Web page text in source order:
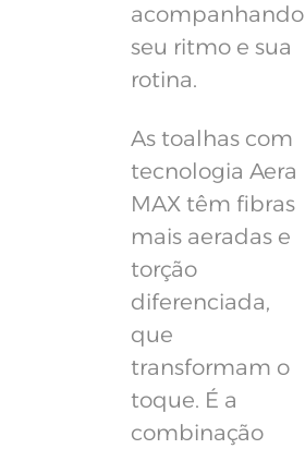
acompanhando
seu ritmo e sua
rotina.
As toalhas com
tecnologia Aera
MAX têm fibras
mais aeradas e
torção
diferenciada,
que
transformam o
toque. É a
combinação